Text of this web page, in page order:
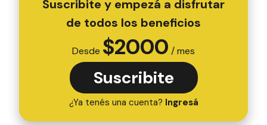
Suscribite y empezá a disfrutar
de todos los beneficios
Desde $2000 / mes
Suscribite
¿Ya tenés una cuenta? Ingresá